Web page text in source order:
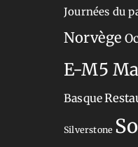
Journées du
Norvège
E-M5
Basque
Silverstone